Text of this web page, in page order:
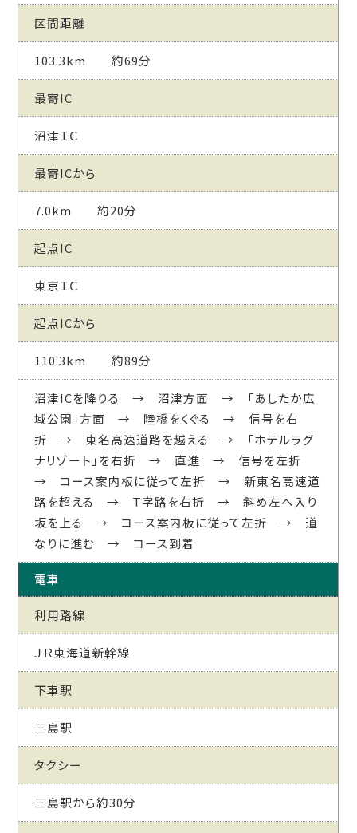
区間距離
103.3km 約69分
最寄IC
沼津ＩＣ
最寄ICから
7.0km 約20分
起点IC
東京ＩＣ
起点ICから
110.3km 約89分
沼津ICを降りる → 沼津方面 → 「あしたか広
域公園」方面 → 陸橋をくぐる → 信号を右
折 → 東名高速道路を越える → 「ホテルラグ
ナリゾート」を右折 → 直進 → 信号を左折
→ コース案内板に従って左折 → 新東名高速道
路を超える → Ｔ字路を右折 → 斜め左へ入り
坂を上る → コース案内板に従って左折 → 道
なりに進む → コース到着
電車
利用路線
ＪＲ東海道新幹線
下車駅
三島駅
タクシー
三島駅から約30分